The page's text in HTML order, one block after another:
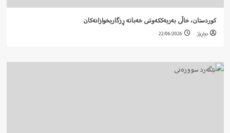
کوردستان، خاڵی بەریەککەوتنی خەباتە ڕزگاریخوازانەکان
دواڕۆژ 22/06/2026